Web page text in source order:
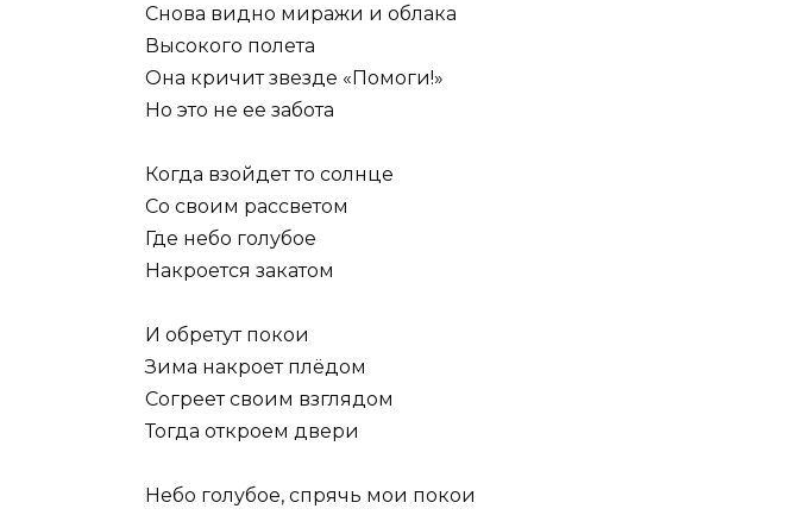
Снова видно миражи и облака
Высокого полета
Она кричит звезде «Помоги!»
Но это не ее забота
Когда взойдет то солнце
Со своим рассветом
Где небо голубое
Накроется закатом
И обретут покои
Зима накроет плёдом
Согреет своим взглядом
Тогда откроем двери
Небо голубое, спрячь мои покои